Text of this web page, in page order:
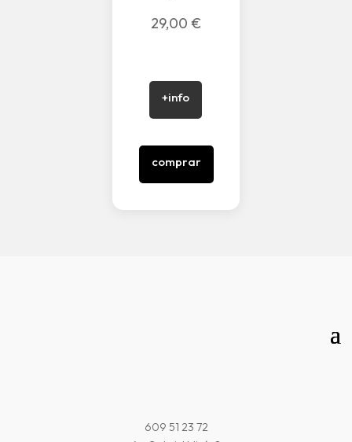
29,00 €
+info
comprar
609 51 23 72